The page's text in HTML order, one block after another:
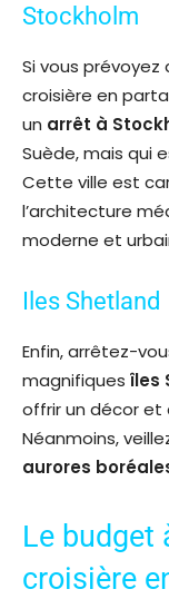
Stockholm
Si vous
croisière en
un arrêt à
Suède, mais qui
Cette ville est
l’architecture
moderne et
Iles Shetland
Enfin, arrêtez-
magnifiques îles
offrir un décor et
Néanmoins,
aurores
Le budget
croisière